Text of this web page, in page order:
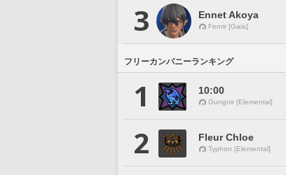
3 Ennet Akoya
Fenrir [Gaia]
フリーカンパニーランキング
1 10:00
Gungnir [Elemental]
2 Fleur Chloe
Typhon [Elemental]